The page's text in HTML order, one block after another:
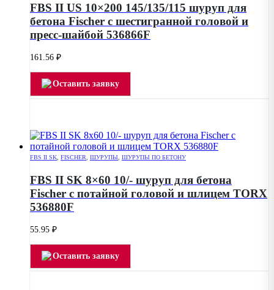
FBS II US 10×200 145/135/115 шуруп для
бетона Fischer с шестигранной головой и
пресс-шайбой 536866F
161.56 ₽
Оставить заявку
FBS II SK FISCHER ШУРУПЫ ШУРУПЫ ПО БЕТОНУ
FBS II SK 8×60 10/- шуруп для бетона
Fischer с потайной головой и шлицем TORX
536880F
55.95 ₽
Оставить заявку